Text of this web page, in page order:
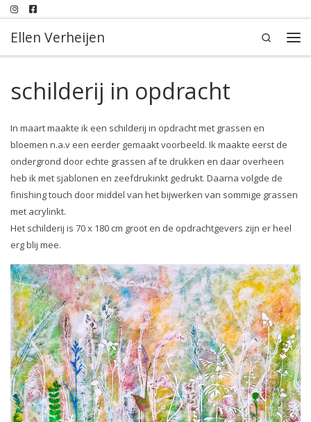
Ga naar inhoud
Ellen Verheijen
Search
schilderij in opdracht
In maart maakte ik een schilderij in opdracht met grassen en
bloemen n.a.v een eerder gemaakt voorbeeld. Ik maakte eerst de
ondergrond door echte grassen af te drukken en daar overheen
heb ik met sjablonen en zeefdrukinkt gedrukt. Daarna volgde de
finishing touch door middel van het bijwerken van sommige grassen
met acrylinkt.
Het schilderij is 70 x 180 cm groot en de opdrachtgevers zijn er heel
erg blij mee.